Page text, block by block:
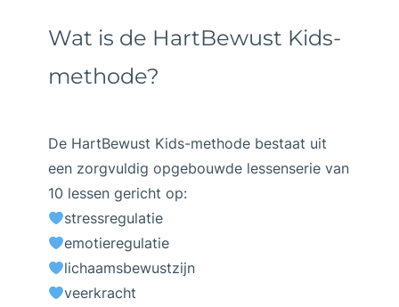
Wat is de HartBewust Kids-
methode?
De HartBewust Kids-methode bestaat uit
een zorgvuldig opgebouwde lessenserie van
10 lessen gericht op:
stressregulatie
emotieregulatie
lichaamsbewustzijn
veerkracht